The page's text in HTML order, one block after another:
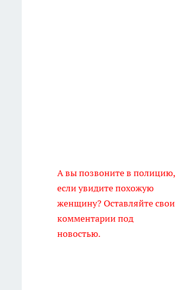
А вы позвоните в полицию,
если увидите похожую
женщину? Оставляйте свои
комментарии под
новостью.